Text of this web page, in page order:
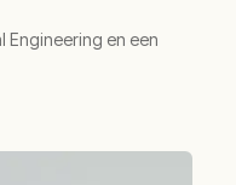
Engineering en een